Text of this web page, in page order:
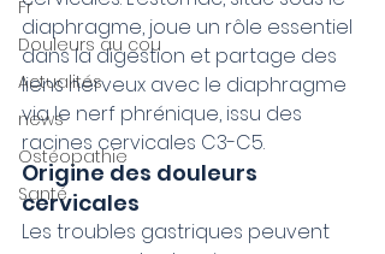
Fr
Douleurs au cou
Actualités
news
Ostéopathie
Santé
diaphragme, joue un rôle essentiel
dans la digestion et partage des
liens nerveux avec le diaphragme
via le nerf phrénique, issu des
racines cervicales C3-C5.
Origine des douleurs
cervicales
Les troubles gastriques peuvent